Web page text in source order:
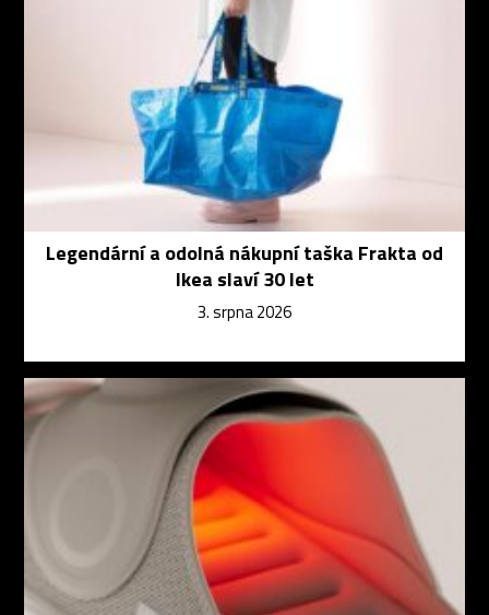
Legendární a odolná nákupní taška Frakta od
Ikea slaví 30 let
3. srpna 2026